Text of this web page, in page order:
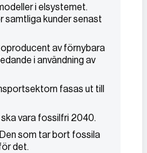
i elsystemet.
samtliga kunder senast
av förnybara
i användning av
fasas ut till
vara fossilfri 2040.
som tar bort fossila
det.